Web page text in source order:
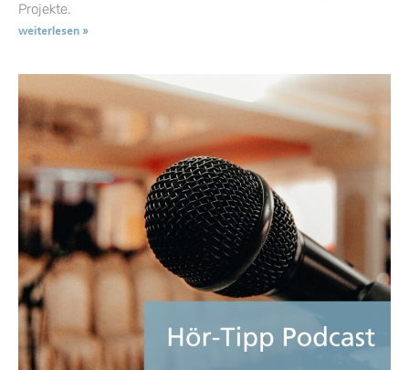
Projekte.
weiterlesen »